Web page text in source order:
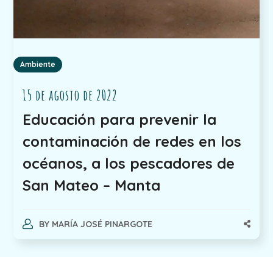
Ambiente
15 de agosto de 2022
Educación para prevenir la
contaminación de redes en los
océanos, a los pescadores de
San Mateo – Manta
BY MARÍA JOSÉ PINARGOTE